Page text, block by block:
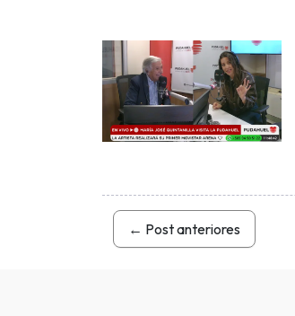
← Post anteriores